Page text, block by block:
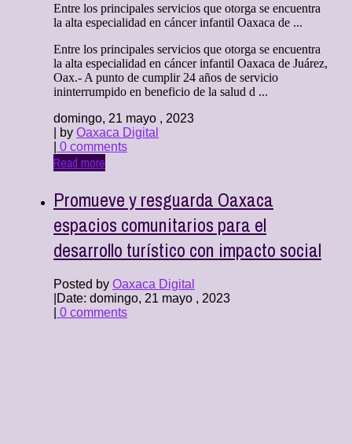
Entre los principales servicios que otorga se encuentra
la alta especialidad en cáncer infantil Oaxaca de ...
Entre los principales servicios que otorga se encuentra
la alta especialidad en cáncer infantil Oaxaca de Juárez,
Oax.- A punto de cumplir 24 años de servicio
ininterrumpido en beneficio de la salud d ...
domingo, 21 mayo , 2023
| by Oaxaca Digital
0 comments
Read more
Promueve y resguarda Oaxaca
espacios comunitarios para el
desarrollo turístico con impacto social
Posted by Oaxaca Digital
Date: domingo, 21 mayo , 2023
0 comments